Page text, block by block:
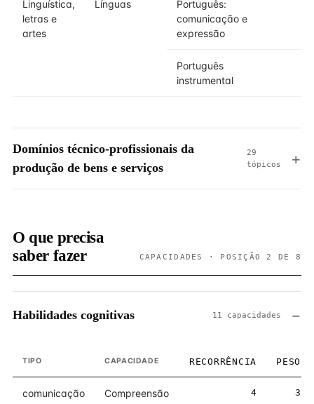
Linguística,
letras e
artes
Línguas
Português:
comunicação e
expressão
Português
instrumental
Domínios técnico-profissionais da
produção de bens e serviços
29
tópicos
O que precisa
saber fazer
CAPACIDADES · POSIÇÃO 2 DE 8
Habilidades cognitivas 11 capacidades
TIPO CAPACIDADE RECORRÊNCIA PESO
comunicação
Compreensão
4 3